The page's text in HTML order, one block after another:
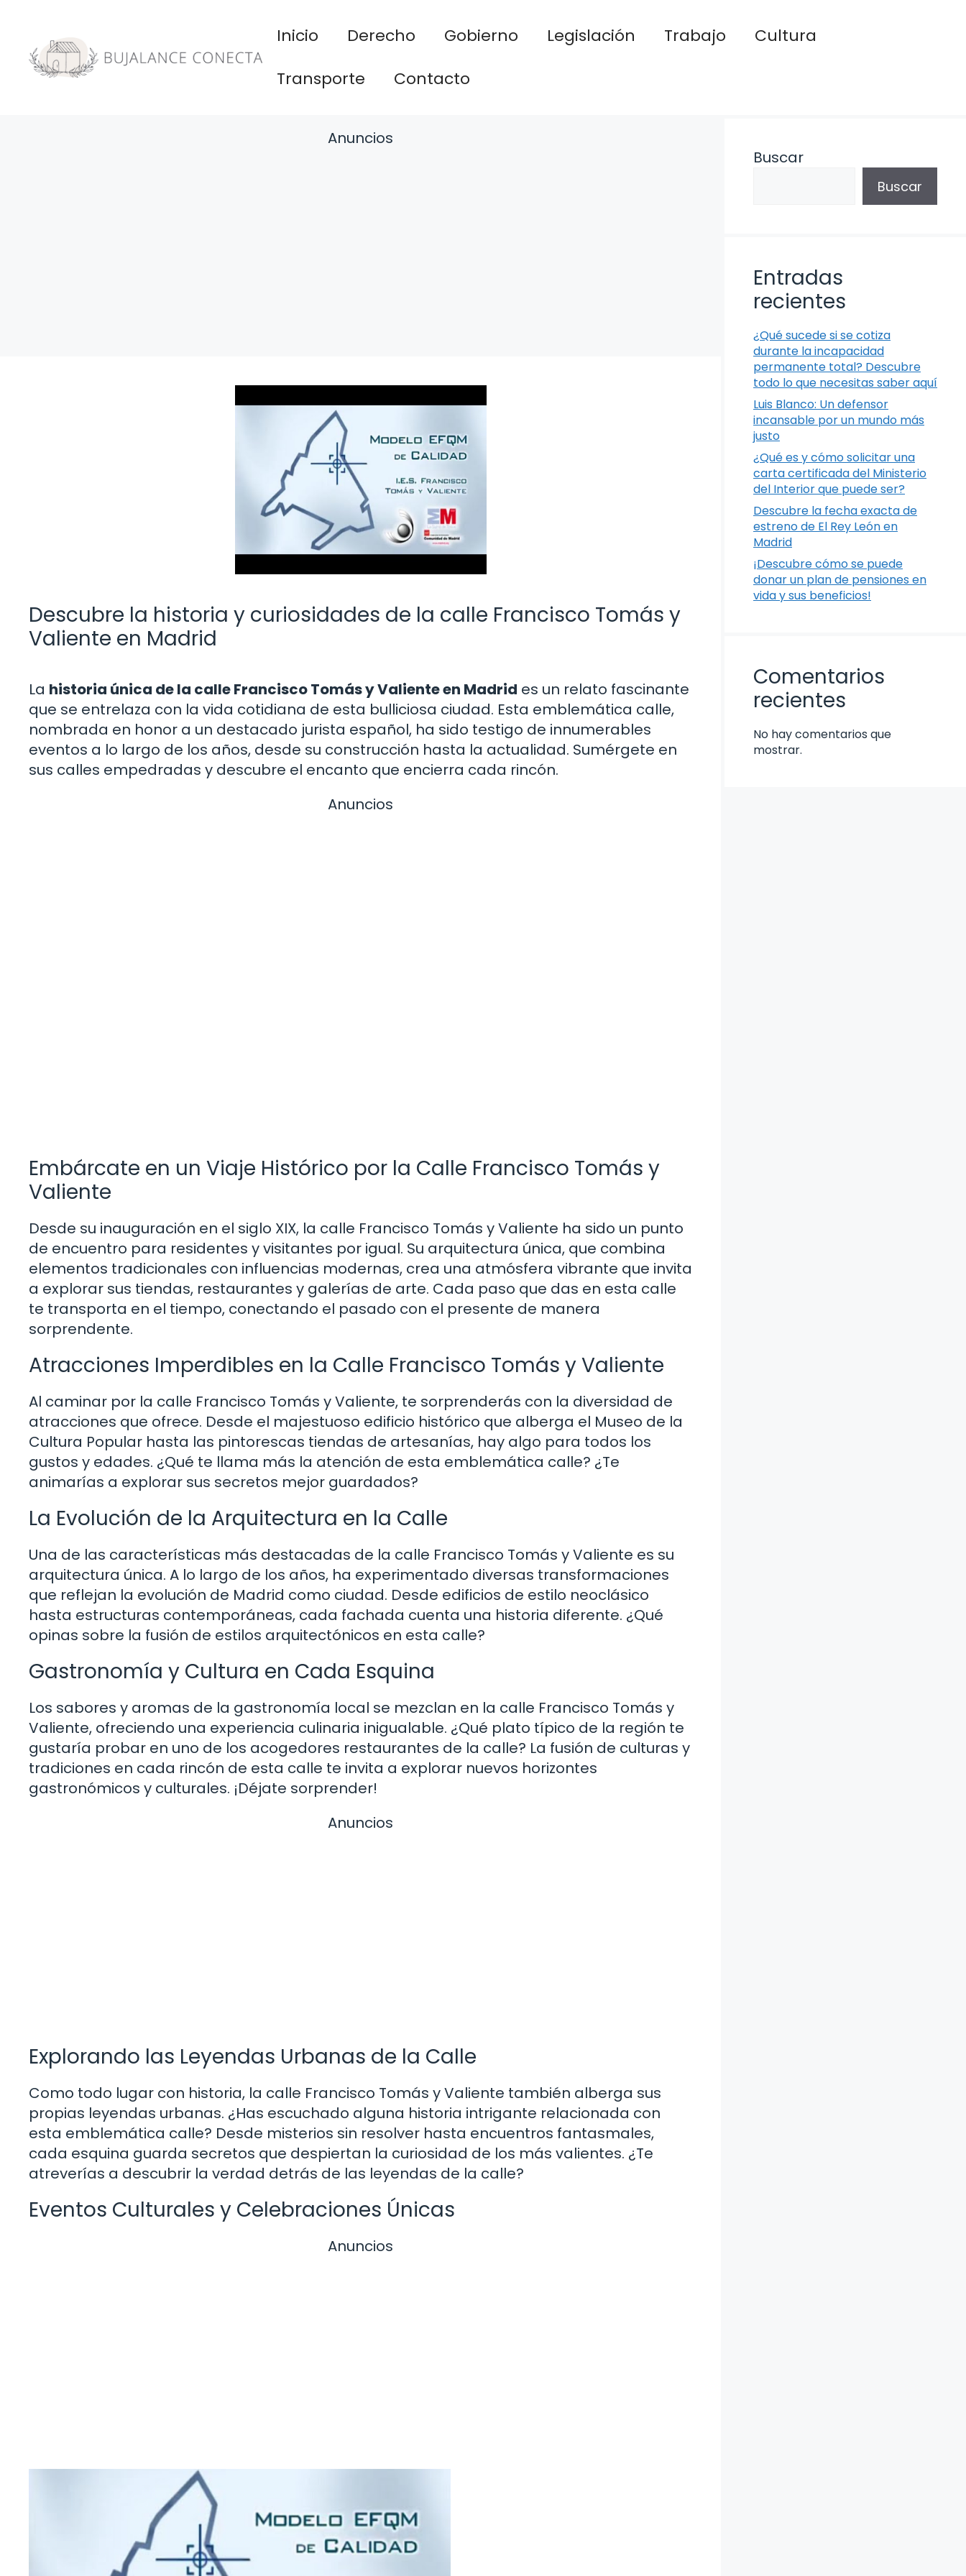
contenido
Inicio Derecho Gobierno Legislación Trabajo
Cultura
Transporte
Contacto
Anuncios
Descubre la historia y curiosidades de la calle Francisco Tomás y
Valiente en Madrid
La historia única de la calle Francisco Tomás y Valiente en Madrid es un relato fascinante
que se entrelaza con la vida cotidiana de esta bulliciosa ciudad. Esta emblemática calle,
nombrada en honor a un destacado jurista español, ha sido testigo de innumerables
eventos a lo largo de los años, desde su construcción hasta la actualidad. Sumérgete en
sus calles empedradas y descubre el encanto que encierra cada rincón.
Anuncios
Embárcate en un Viaje Histórico por la Calle Francisco Tomás y
Valiente
Desde su inauguración en el siglo XIX, la calle Francisco Tomás y Valiente ha sido un punto
de encuentro para residentes y visitantes por igual. Su arquitectura única, que combina
elementos tradicionales con influencias modernas, crea una atmósfera vibrante que invita
a explorar sus tiendas, restaurantes y galerías de arte. Cada paso que das en esta calle
te transporta en el tiempo, conectando el pasado con el presente de manera
sorprendente.
Atracciones Imperdibles en la Calle Francisco Tomás y Valiente
Al caminar por la calle Francisco Tomás y Valiente, te sorprenderás con la diversidad de
atracciones que ofrece. Desde el majestuoso edificio histórico que alberga el Museo de la
Cultura Popular hasta las pintorescas tiendas de artesanías, hay algo para todos los
gustos y edades. ¿Qué te llama más la atención de esta emblemática calle? ¿Te
animarías a explorar sus secretos mejor guardados?
La Evolución de la Arquitectura en la Calle
Una de las características más destacadas de la calle Francisco Tomás y Valiente es su
arquitectura única. A lo largo de los años, ha experimentado diversas transformaciones
que reflejan la evolución de Madrid como ciudad. Desde edificios de estilo neoclásico
hasta estructuras contemporáneas, cada fachada cuenta una historia diferente. ¿Qué
opinas sobre la fusión de estilos arquitectónicos en esta calle?
Gastronomía y Cultura en Cada Esquina
Los sabores y aromas de la gastronomía local se mezclan en la calle Francisco Tomás y
Valiente, ofreciendo una experiencia culinaria inigualable. ¿Qué plato típico de la región te
gustaría probar en uno de los acogedores restaurantes de la calle? La fusión de culturas y
tradiciones en cada rincón de esta calle te invita a explorar nuevos horizontes
gastronómicos y culturales. ¡Déjate sorprender!
Anuncios
Explorando las Leyendas Urbanas de la Calle
Como todo lugar con historia, la calle Francisco Tomás y Valiente también alberga sus
propias leyendas urbanas. ¿Has escuchado alguna historia intrigante relacionada con
esta emblemática calle? Desde misterios sin resolver hasta encuentros fantasmales,
cada esquina guarda secretos que despiertan la curiosidad de los más valientes. ¿Te
atreverías a descubrir la verdad detrás de las leyendas de la calle?
Eventos Culturales y Celebraciones Únicas
Anuncios
Buscar
Buscar
Entradas
recientes
¿Qué sucede si se cotiza
durante la incapacidad
permanente total? Descubre
todo lo que necesitas saber aquí
Luis Blanco: Un defensor
incansable por un mundo más
justo
¿Qué es y cómo solicitar una
carta certificada del Ministerio
del Interior que puede ser?
Descubre la fecha exacta de
estreno de El Rey León en
Madrid
¡Descubre cómo se puede
donar un plan de pensiones en
vida y sus beneficios!
Comentarios
recientes
No hay comentarios que
mostrar.